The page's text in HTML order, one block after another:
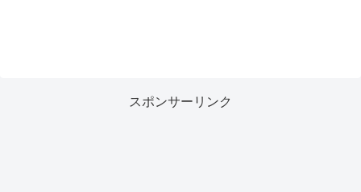
スポンサーリンク